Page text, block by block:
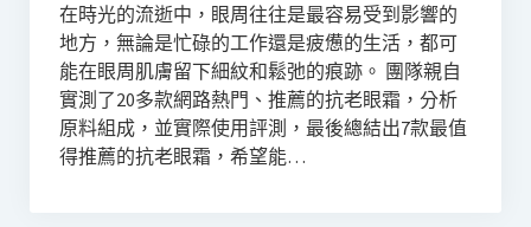
在時光的流逝中，眼周往往是最容易受到影響的
地方，無論是忙碌的工作還是疲憊的生活，都可
能在眼周肌膚留下細紋和鬆弛的痕跡。 團隊親自
實測了20多款網路熱門、推薦的抗老眼霜，分析
原料組成，並實際使用評測，最後總結出7款最值
得推薦的抗老眼霜，希望能…